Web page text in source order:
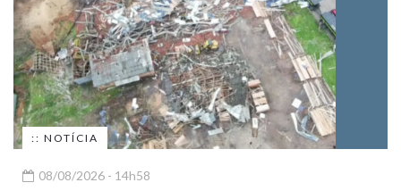
:: NOTÍCIA
08/08/2026 - 14h58